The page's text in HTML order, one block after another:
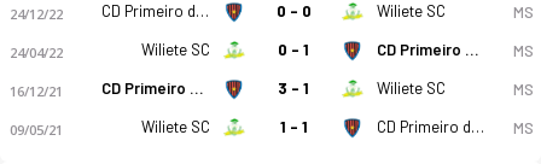
24/12/22 CD Primeiro de Agosto 0 - 0 Wiliete SC MS
24/04/22 Wiliete SC 0 - 1 CD Primeiro de Agosto MS
16/12/21 CD Primeiro de Agosto 3 - 1 Wiliete SC MS
09/05/21 Wiliete SC 1 - 1 CD Primeiro de Agosto MS